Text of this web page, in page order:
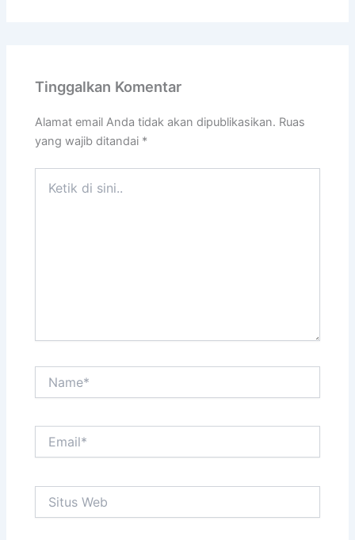
Tinggalkan Komentar
Alamat email Anda tidak akan dipublikasikan. Ruas
yang wajib ditandai *
Web